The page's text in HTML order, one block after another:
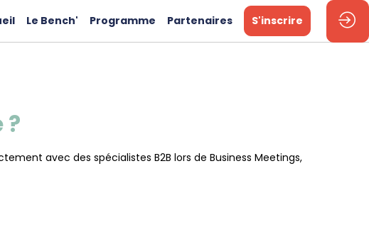
Le Bench' Programme Partenaires S'inscrire
?
avec des spécialistes B2B lors de Business Meetings,